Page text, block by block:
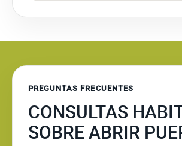
PREGUNTAS FRECUENTES
CONSULTAS
SOBRE ABRIR